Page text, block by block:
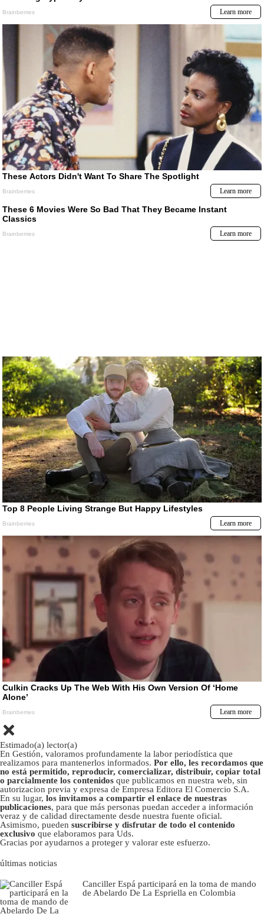
Estimado(a) lector(a)
En Gestión, valoramos profundamente la labor periodística que
realizamos para mantenerlos informados. Por ello, les recordamos que
no está permitido, reproducir, comercializar, distribuir, copiar total
o parcialmente los contenidos que publicamos en nuestra web, sin
autorizacion previa y expresa de Empresa Editora El Comercio S.A.
En su lugar, los invitamos a compartir el enlace de nuestras
publicaciones, para que más personas puedan acceder a información
veraz y de calidad directamente desde nuestra fuente oficial.
Asimismo, pueden suscribirse y disfrutar de todo el contenido
exclusivo que elaboramos para Uds.
Gracias por ayudarnos a proteger y valorar este esfuerzo.
últimas noticias
Canciller Espá participará en la toma de mando
de Abelardo De La Espriella en Colombia